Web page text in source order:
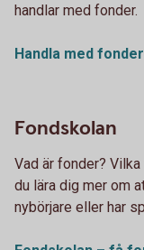
handlar med fonder.
Handla med fonder
Fondskolan
Vad är fonder?
du lära dig mer om
nybörjare eller har